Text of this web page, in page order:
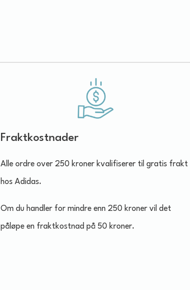
Fraktkostnader
Alle ordre over 250 kroner kvalifiserer til gratis frakt
hos Adidas.
Om du handler for mindre enn 250 kroner vil det
påløpe en fraktkostnad på 50 kroner.